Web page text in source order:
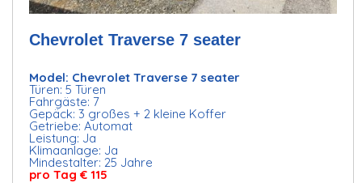
Chevrolet Traverse 7 seater
Model: Chevrolet Traverse 7 seater
Türen: 5 Türen
Fahrgäste: 7
Gepäck: 3 großes + 2 kleine Koffer
Getriebe: Automat
Leistung: Ja
Klimaanlage: Ja
Mindestalter: 25 Jahre
pro Tag € 115